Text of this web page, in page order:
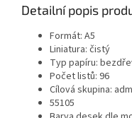
Detailní popis
Formát: A5
Liniatura: čistý
Typ papíru:
Počet listů: 96
Cílová skupina:
55105